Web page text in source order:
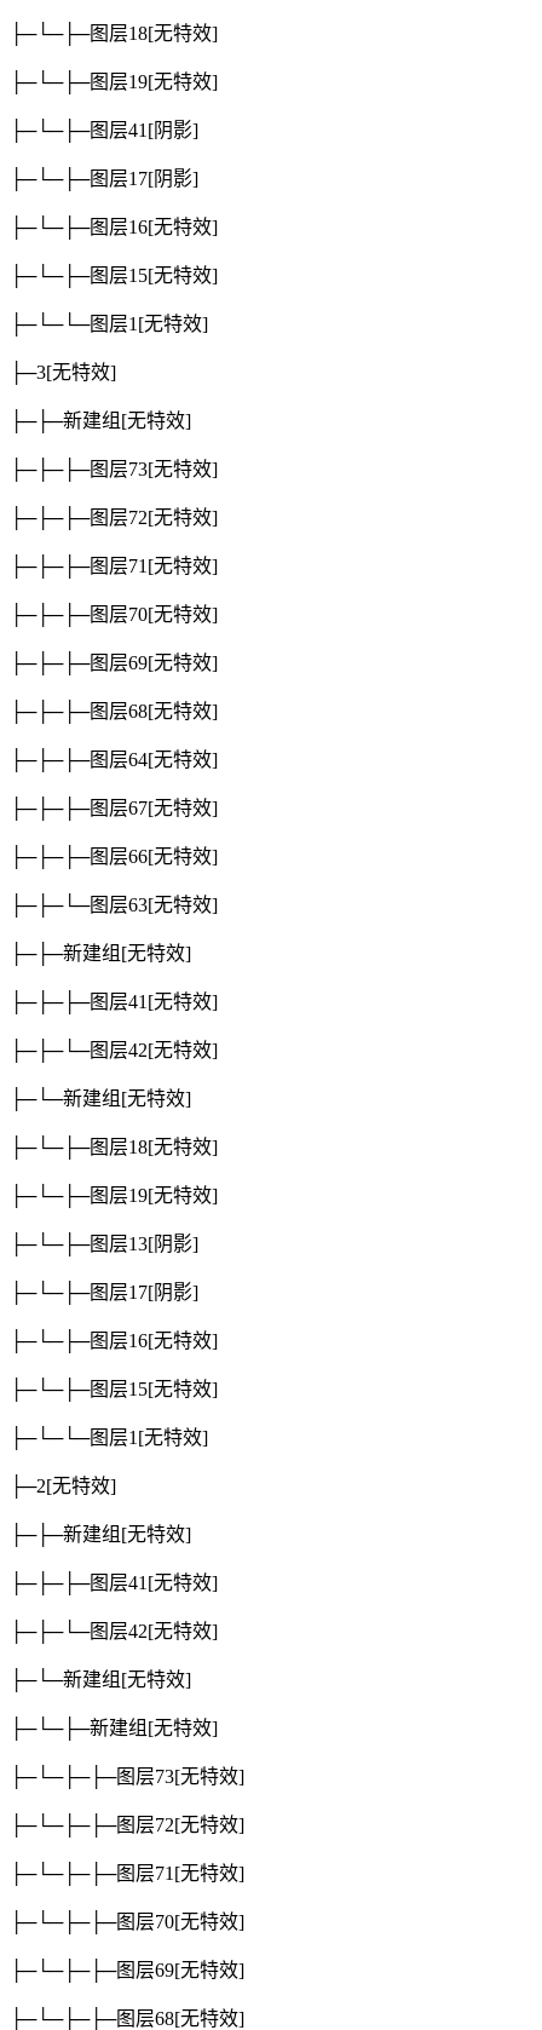
├─└─├─图层18[无特效]
├─└─├─图层19[无特效]
├─└─├─图层41 [阴影]
├─└─├─图层17[阴影]
├─└─├─图层16[无特效]
├─└─├─图层15[无特效]
├─└─└─图层1 [无特效]
├─3[无特效]
├─├─新建组 [无特效]
├─├─├─图层73[无特效]
├─├─├─图层72[无特效]
├─├─├─图层71 [无特效]
├─├─├─图层70[无特效]
├─├─├─图层69[无特效]
├─├─├─图层68[无特效]
├─├─├─图层64[无特效]
├─├─├─图层67[无特效]
├─├─├─图层66[无特效]
├─├─└─图层63[无特效]
├─├─新建组 [无特效]
├─├─├─图层41 [无特效]
├─├─└─图层42[无特效]
├─└─新建组 [无特效]
├─└─├─图层18[无特效]
├─└─├─图层19[无特效]
├─└─├─图层13[阴影]
├─└─├─图层17[阴影]
├─└─├─图层16[无特效]
├─└─├─图层15[无特效]
├─└─└─图层1 [无特效]
├─2[无特效]
├─├─新建组 [无特效]
├─├─├─图层41 [无特效]
├─├─└─图层42[无特效]
├─└─新建组 [无特效]
├─└─├─新建组 [无特效]
├─└─├─├─图层73[无特效]
├─└─├─├─图层72[无特效]
├─└─├─├─图层71 [无特效]
├─└─├─├─图层70[无特效]
├─└─├─├─图层69[无特效]
├─└─├─├─图层68[无特效]